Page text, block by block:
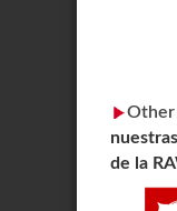
Other
de la